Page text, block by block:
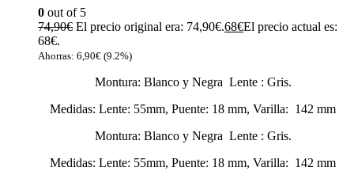
0 out of 5
74,90€ El precio original era: 74,90€.68€El precio actual es:
68€.
Ahorras: 6,90€ (9.2%)
Montura: Blanco y Negra Lente : Gris.
Medidas: Lente: 55mm, Puente: 18 mm, Varilla: 142 mm
Montura: Blanco y Negra Lente : Gris.
Medidas: Lente: 55mm, Puente: 18 mm, Varilla: 142 mm